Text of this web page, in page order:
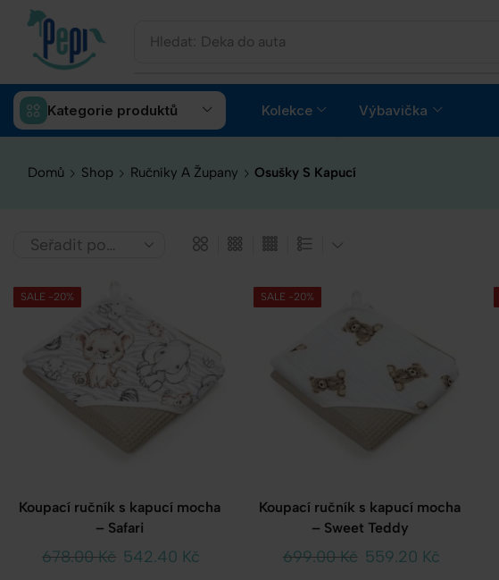
Hledat: Deka do auta
Kategorie produktů Kolekce Výbavička
Domů Shop Ručníky A Župany Osušky S Kapucí
SALE -20%
Koupací ručník s kapucí mocha
– Safari
678.00Kč 542.40 Kč
SALE -20%
Koupací ručník s kapucí mocha
– Sweet Teddy
699.00Kč 559.20 Kč